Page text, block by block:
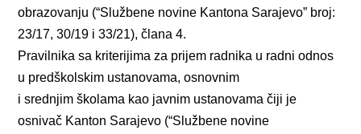
obrazovanju (“Službene novine Kantona Sarajevo” broj:
23/17, 30/19 i 33/21), člana 4.
Pravilnika sa kriterijima za prijem radnika u radni odnos
u predškolskim ustanovama, osnovnim
i srednjim školama kao javnim ustanovama čiji je
osnivač Kanton Sarajevo (“Službene novine